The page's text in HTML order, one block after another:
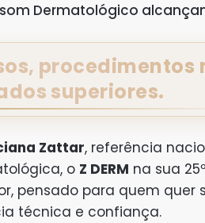
Dermatológico
procedimentos
superiores.
Zattar, referência
o Z DERM na sua
pensado para quem quer
técnica e confiança.